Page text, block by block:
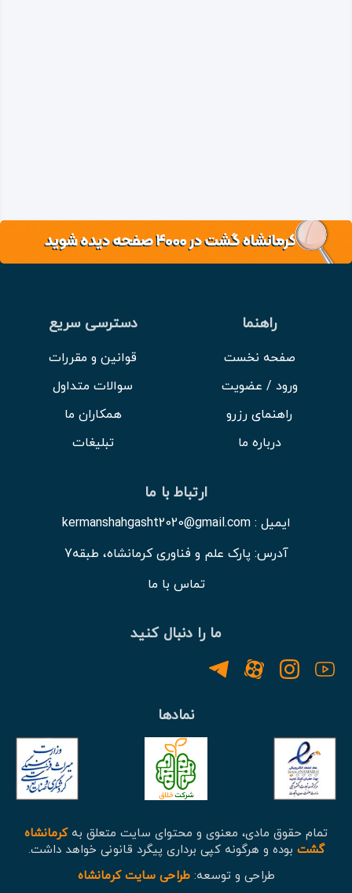
راهنما
صفحه نخست
ورود / عضویت
راهنمای رزرو
درباره ما
دسترسی سریع
قوانین و مقررات
سوالات متداول
همکاران ما
تبلیغات
ارتباط با ما
ایمیل : kermanshahgasht2020@gmail.com
آدرس: پارک علم و فناوری کرمانشاه، طبقه7
تماس با ما
ما را دنبال کنید
نمادها
تمام حقوق مادی، معنوی و محتوای سایت متعلق بهکرمانشاه
گشت بوده و هرگونه کپی برداری پیگرد قانونی خواهد داشت.
طراحی و توسعه:طراحی سایت کرمانشاه